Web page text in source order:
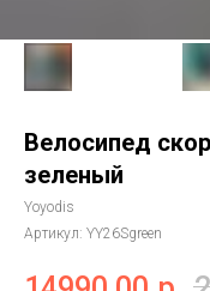
Велосипед
зеленый
Yoyodis
Артикул: YY26Sgreen